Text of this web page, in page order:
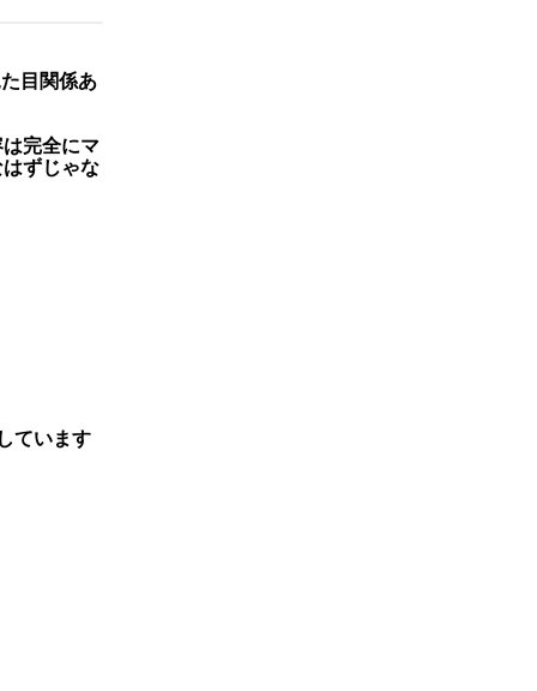
目関係あ
完全にマ
ずじゃな
ています